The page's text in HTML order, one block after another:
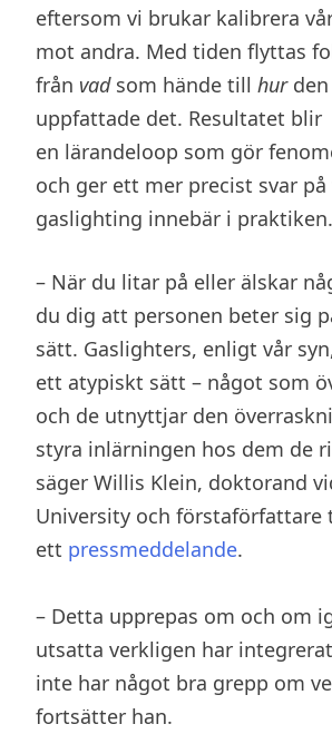
eftersom vi brukar kalibrera
mot andra. Med tiden flyttas
från vadsom hände till hurden
uppfattade det. Resultatet blir
en lärandeloop som gör
och ger ett mer precist svar på
gaslighting innebär i praktiken.
– När du litar på eller älskar
du dig att personen beter sig
sätt. Gaslighters, enligt vår
ett atypiskt sätt – något som
och de utnyttjar den
styra inlärningen hos dem de
säger Willis Klein, doktorand
University och förstaförfattare
ett pressmeddelande.
– Detta upprepas om och om
utsatta verkligen har
inte har något bra grepp om
fortsätter han.